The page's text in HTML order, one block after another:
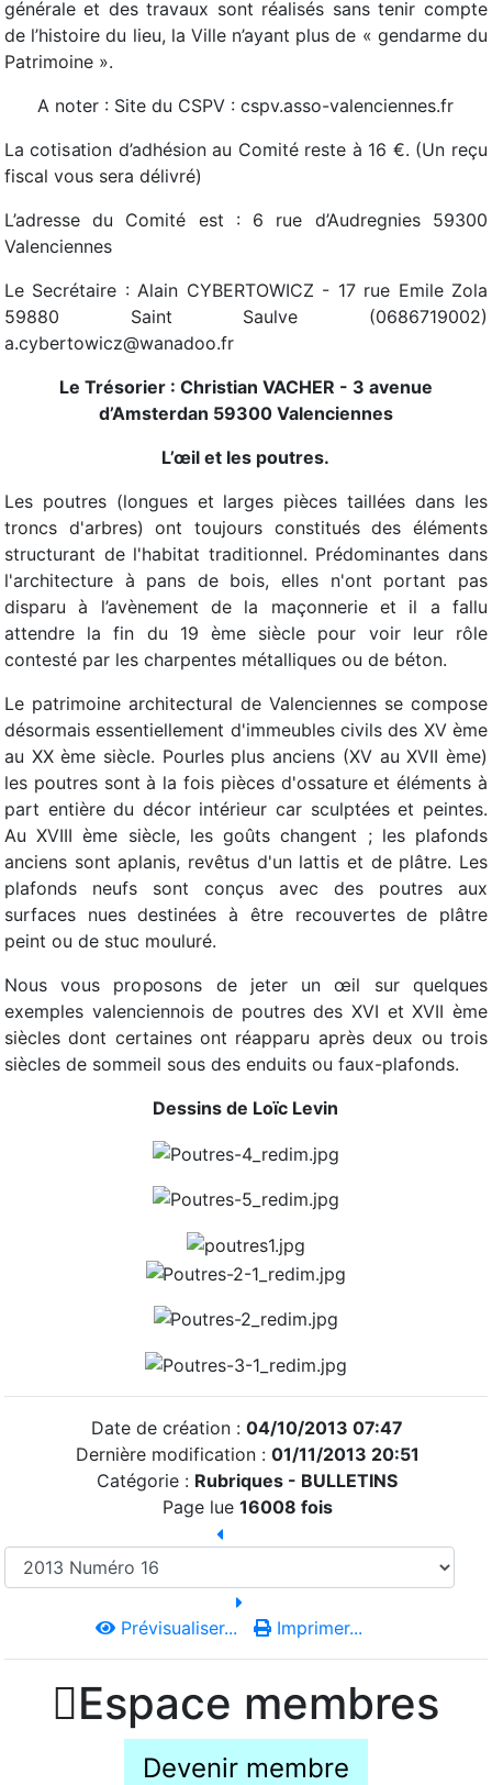
générale et des travaux sont réalisés sans tenir compte
de l’histoire du lieu, la Ville n’ayant plus de « gendarme du
Patrimoine ».
A noter : Site du CSPV : cspv.asso-valenciennes.fr
La cotisation d’adhésion au Comité reste à 16 €. (Un reçu
fiscal vous sera délivré)
L’adresse du Comité est : 6 rue d’Audregnies 59300
Valenciennes
Le Secrétaire : Alain CYBERTOWICZ - 17 rue Emile Zola
59880 Saint Saulve (0686719002)
a.cybertowicz@wanadoo.fr
Le Trésorier : Christian VACHER - 3 avenue
d’Amsterdan 59300 Valenciennes
L’œil et les poutres.
Les poutres (longues et larges pièces taillées dans les
troncs d'arbres) ont toujours constitués des éléments
structurant de l'habitat traditionnel. Prédominantes dans
l'architecture à pans de bois, elles n'ont portant pas
disparu à l’avènement de la maçonnerie et il a fallu
attendre la fin du 19 ème siècle pour voir leur rôle
contesté par les charpentes métalliques ou de béton.
Le patrimoine architectural de Valenciennes se compose
désormais essentiellement d'immeubles civils des XV ème
au XX ème siècle. Pourles plus anciens (XV au XVII ème)
les poutres sont à la fois pièces d'ossature et éléments à
part entière du décor intérieur car sculptées et peintes.
Au XVIII ème siècle, les goûts changent ; les plafonds
anciens sont aplanis, revêtus d'un lattis et de plâtre. Les
plafonds neufs sont conçus avec des poutres aux
surfaces nues destinées à être recouvertes de plâtre
peint ou de stuc mouluré.
Nous vous proposons de jeter un œil sur quelques
exemples valenciennois de poutres des XVI et XVII ème
siècles dont certaines ont réapparu après deux ou trois
siècles de sommeil sous des enduits ou faux-plafonds.
Dessins de Loïc Levin
Date de création :04/10/2013 07:47
Dernière modification : 01/11/2013 20:51
Catégorie : Rubriques - BULLETINS
Page lue 16008 fois
Prévisualiser... Imprimer...
Espace membres
Devenir membre